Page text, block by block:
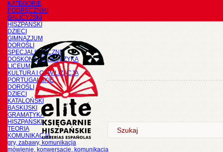
KATEGORIE
PODRĘCZNIKI
GALICYJSKI
HISZPAŃSKI
DZIECI
GIMNAZJUM
DOROŚLI
SPECJALISTYCZNE
DOSKONALENIE JĘZYKA
LICEUM
KULTURA I CYWILIZACJA
PORTUGALSKIE
DOROŚLI
DZIECI
KATALOŃSKI
BASKIJSKI
GRAMATYKA
HISZPAŃSKI
TEORIA
KOMUNIKACJA
gry, zabawy, komunikacja
mówienie, konwersacje, komunikacja